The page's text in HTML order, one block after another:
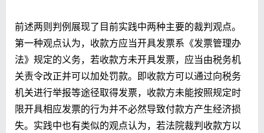
前述两则判例展现了目前实践中两种主要的裁判观点。
第一种观点认为，收款方应当开具发票系《发票管理办
法》规定的义务，若收款方未开具发票，应当由税务机
关责令改正并可以加处罚款。即收款方可以通过向税务
机关进行举报等途径取得发票，收款方未能按照规定时
限开具相应发票的行为并不必然导致付款方产生经济损
失。实践中也有类似的观点认为，若法院裁判收款方以